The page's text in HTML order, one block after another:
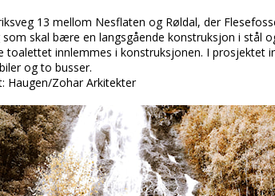
13 mellom Nesflaten og Røldal, der
skal bære en langsgående konstruksjon i stål
toalettet innlemmes i konstruksjonen. I prosjektet
og to busser.
Haugen/Zohar Arkitekter